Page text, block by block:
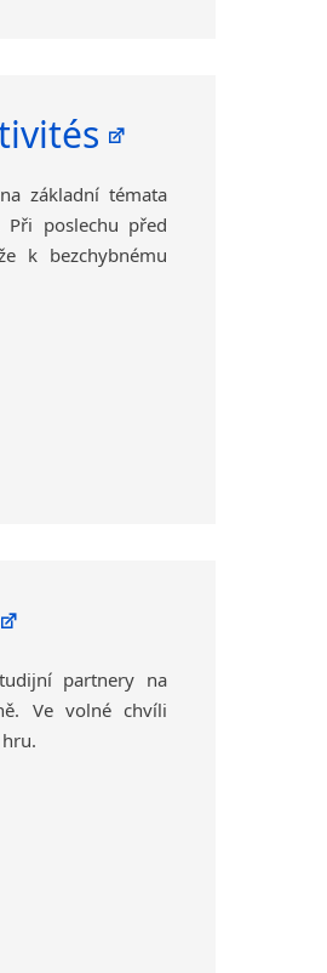
základní témata
Při poslechu před
k bezchybnému
partnery na
Ve volné chvíli